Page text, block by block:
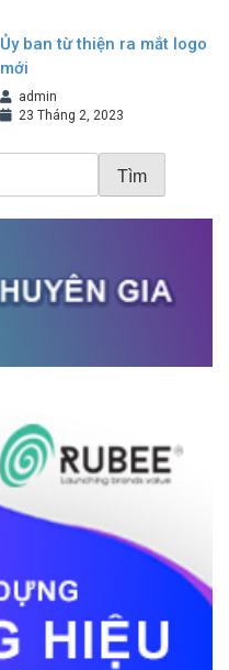
Ủy ban từ thiện ra mắt logo
mới
admin
23 Tháng 2, 2023
Tìm